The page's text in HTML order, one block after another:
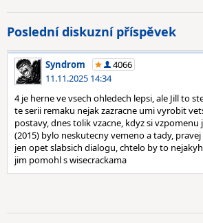
Poslední diskuzní příspěvek
Syndrom
4066
11.11.2025 14:34
4 je herne ve vsech ohledech lepsi, ale Jill to
te serii remaku nejak zazracne umi vyrobit
postavy, dnes tolik vzacne, kdyz si
(2015) bylo neskutecny vemeno a tady,
jen opet slabsich dialogu, chtelo by to
jim pomohl s wisecrackama